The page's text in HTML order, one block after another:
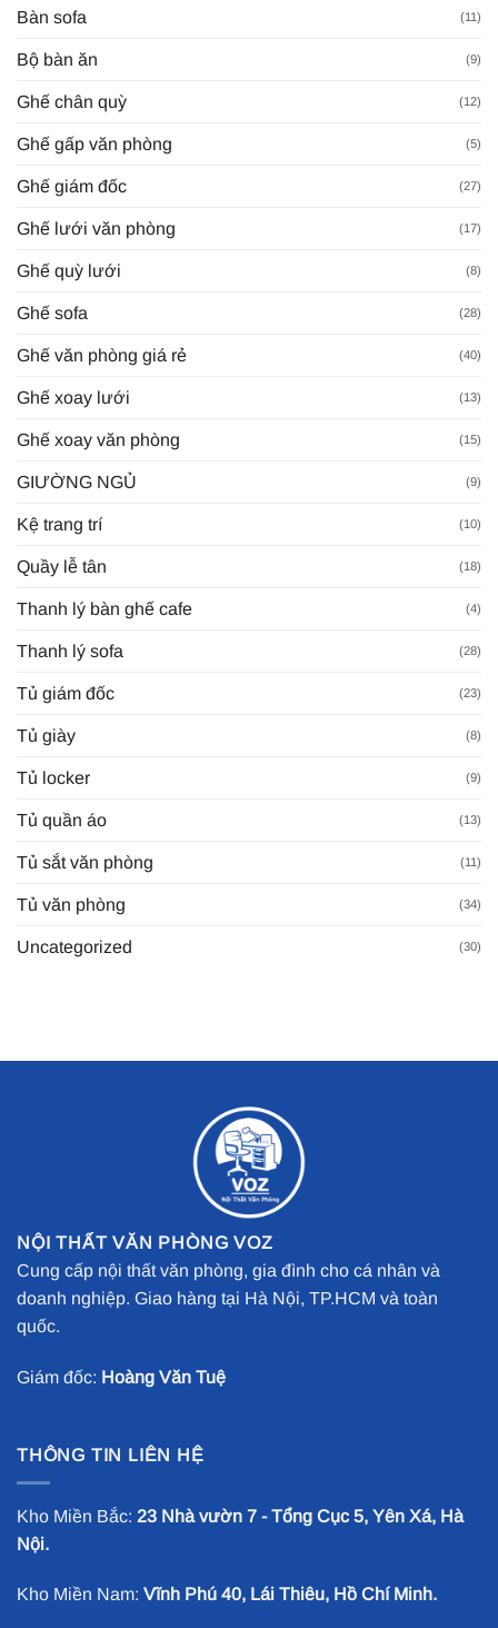
Bàn sofa (11)
Bộ bàn ăn (9)
Ghế chân quỳ (12)
Ghế gấp văn phòng (5)
Ghế giám đốc (27)
Ghế lưới văn phòng (17)
Ghế quỳ lưới (8)
Ghế sofa (28)
Ghế văn phòng giá rẻ (40)
Ghế xoay lưới (13)
Ghế xoay văn phòng (15)
GIƯỜNG NGỦ (9)
Kệ trang trí (10)
Quầy lễ tân (18)
Thanh lý bàn ghế cafe (4)
Thanh lý sofa (28)
Tủ giám đốc (23)
Tủ giày (8)
Tủ locker (9)
Tủ quần áo (13)
Tủ sắt văn phòng (11)
Tủ văn phòng (34)
Uncategorized (30)
NỘI THẤT VĂN PHÒNG VOZ
Cung cấp nội thất văn phòng, gia đình cho cá nhân và
doanh nghiệp. Giao hàng tại Hà Nội, TP.HCM và toàn
quốc.
Giám đốc: Hoàng Văn Tuệ
THÔNG TIN LIÊN HỆ
Kho Miền Bắc: 23 Nhà vườn 7 - Tổng Cục 5, Yên Xá, Hà
Nội.
Kho Miền Nam: Vĩnh Phú 40, Lái Thiêu, Hồ Chí Minh.